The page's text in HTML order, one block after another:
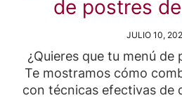
de postres
JULIO 10,
¿Quieres que tu menú de
Te mostramos cómo
con técnicas efectivas de